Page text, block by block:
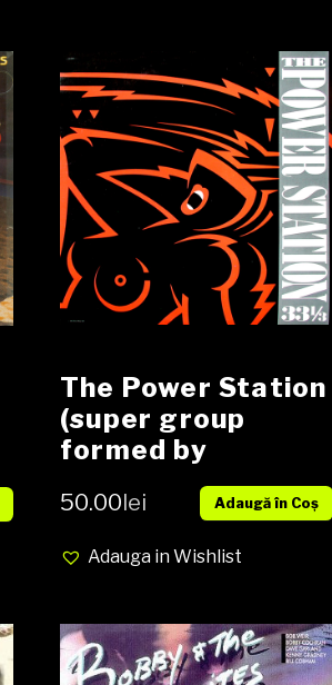
The Power Station
(super group
formed by
members of Duran
Duran & Robert
Palmer) – The
Power Station
Album media EX
cover EX
50.00lei Adaugă în Coș
Adauga in Wishlist